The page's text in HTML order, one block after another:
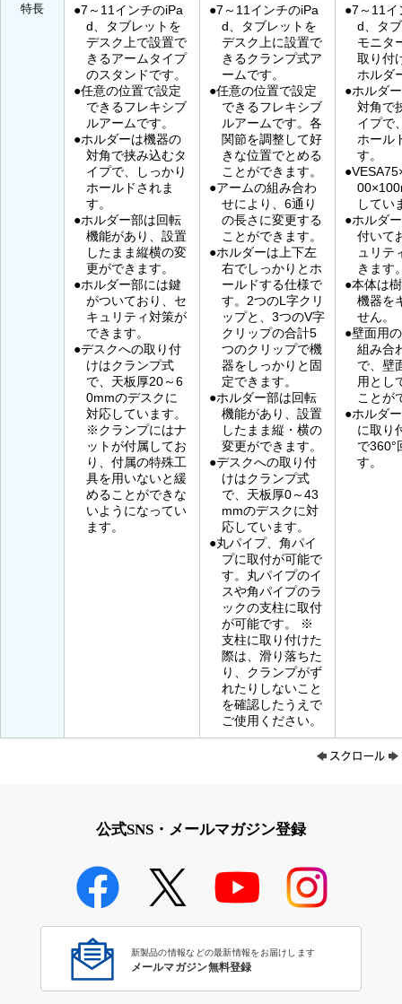
特長
●7～11インチのiPa
d、タブレットを
デスク上で設置で
きるアームタイプ
のスタンドです。
●任意の位置で設定
できるフレキシブ
ルアームです。
●ホルダーは機器の
対角で挟み込むタ
イプで、しっかり
ホールドされま
す。
●ホルダー部は回転
機能があり、設置
したまま縦横の変
更ができます。
●ホルダー部には鍵
がついており、セ
キュリティ対策が
できます。
●デスクへの取り付
けはクランプ式
で、天板厚20～6
0mmのデスクに
対応しています。
※クランプにはナ
ットが付属してお
り、付属の特殊工
具を用いないと緩
めることができな
いようになってい
ます。
●7～11インチのiPa
d、タブレットを
デスク上に設置で
きるクランプ式ア
ームです。
●任意の位置で設定
できるフレキシブ
ルアームです。各
関節を調整して好
きな位置でとめる
ことができます。
●アームの組み合わ
せにより、6通り
の長さに変更する
ことができます。
●ホルダーは上下左
右でしっかりとホ
ールドする仕様で
す。2つのL字クリ
ップと、3つのV字
クリップの合計5
つのクリップで機
器をしっかりと固
定できます。
●ホルダー部は回転
機能があり、設置
したまま縦・横の
変更ができます。
●デスクへの取り付
けはクランプ式
で、天板厚0～43
mmのデスクに対
応しています。
●丸パイプ、角パイ
プに取付が可能で
す。丸パイプのイ
スや角パイプのラ
ックの支柱に取付
が可能です。 ※
支柱に取り付けた
際は、滑り落ちた
り、クランプがず
れたりしないこと
を確認したうえで
ご使用ください。
●7～11イ
d、タ
モニタ
取り付
ホルダ
●ホルダ
対角で
イプで
ホール
す。
してい
●ホルダ
付いて
ュリテ
きます
●本体は
機器を
せん。
●壁面用
組み合
で、壁
用とし
ことが
●ホルダ
に取り
で360°
す。
公式SNS・メールマガジン登録
新製品の情報などの最新情報をお届けします
メールマガジン無料登録